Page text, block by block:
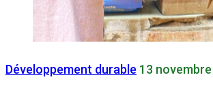
Développement durable 13